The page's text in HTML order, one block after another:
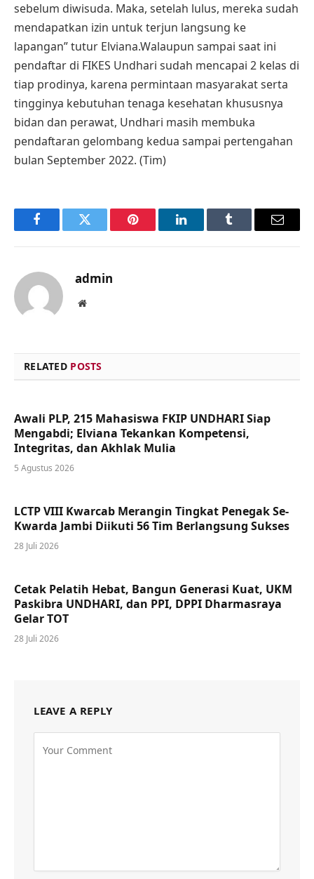
sebelum diwisuda. Maka, setelah lulus, mereka sudah
mendapatkan izin untuk terjun langsung ke
lapangan” tutur Elviana.Walaupun sampai saat ini
pendaftar di FIKES Undhari sudah mencapai 2 kelas di
tiap prodinya, karena permintaan masyarakat serta
tingginya kebutuhan tenaga kesehatan khususnya
bidan dan perawat, Undhari masih membuka
pendaftaran gelombang kedua sampai pertengahan
bulan September 2022. (Tim)
FacebookTwitter Pinterest LinkedInTumblr Email
admin
Website
RELATED POSTS
Awali PLP, 215 Mahasiswa FKIP UNDHARI Siap
Mengabdi; Elviana Tekankan Kompetensi,
Integritas, dan Akhlak Mulia
5 Agustus 2026
LCTP VIII Kwarcab Merangin Tingkat Penegak Se-
Kwarda Jambi Diikuti 56 Tim Berlangsung Sukses
28 Juli 2026
Cetak Pelatih Hebat, Bangun Generasi Kuat, UKM
Paskibra UNDHARI, dan PPI, DPPI Dharmasraya
Gelar TOT
28 Juli 2026
LEAVE A REPLY